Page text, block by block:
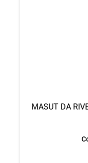
MASUT DA